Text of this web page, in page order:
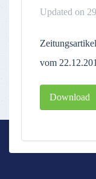
Updated on
vom
Download